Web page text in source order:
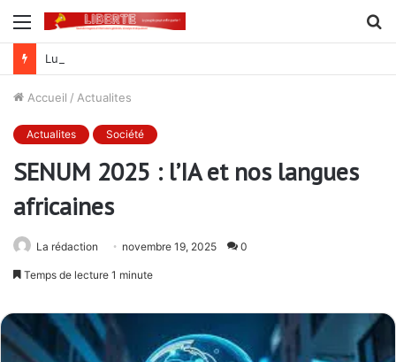
Menu
Accueil / Actualites
Actualites Société
SENUM 2025 : l’IA et nos langues
africaines
La rédaction novembre 19, 2025 0
Temps de lecture 1 minute